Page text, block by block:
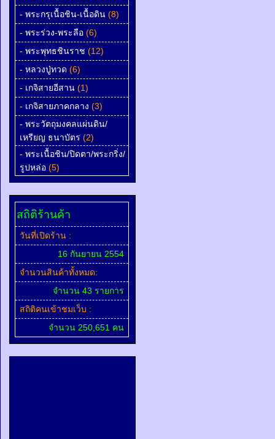
- พระกรุเนื้อชิน-เนื้อดิน (8)
- พระร่วง-พระลือ (6)
- พระพุทธชินราช (12)
- หลวงปู่ทวด (6)
- เกจิสายอีสาน (1)
- เกจิสายภาคกลาง (3)
- พระวัตถุมงคลแผ่นดิน/
เหรียญ ธนาบัตร (2)
- พระเนื้อชิน/ปิดตา/พระกริ่ง/
รูปหล่อ (5)
สถิติร้านค้า
วันที่เปิดร้าน :
16 กันยายน 2554
จำนวนสินค้าทั้งหมด:
จำนวน 43 รายการ
สถิติคนเข้าชมเว็บ :
จำนวน 250,651 คน